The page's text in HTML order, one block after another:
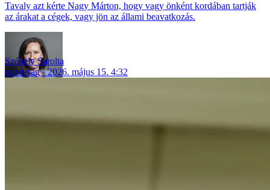
Tavaly azt kérte Nagy Márton, hogy vagy önként kordában tartják
az árakat a cégek, vagy jön az állami beavatkozás.
Székely Sarolta
gazdaság
2026. május 15. 4:32